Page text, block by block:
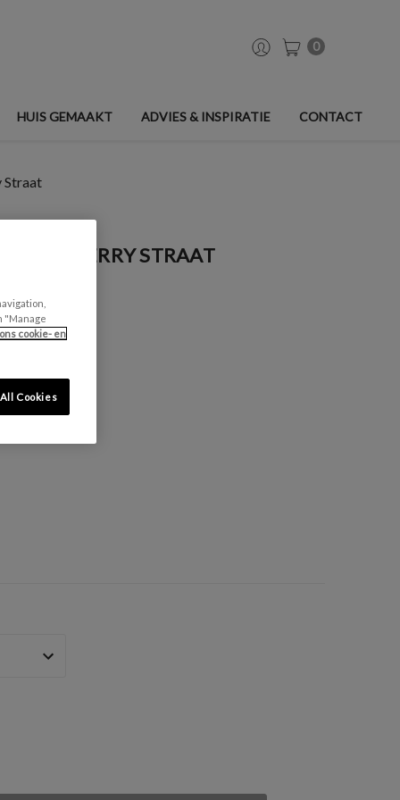
0
HUIS GEMAAKT ADVIES & INSPIRATIE CONTACT
Straat
- MULBERRY STRAAT
"Manage
cookie- en
Cookies